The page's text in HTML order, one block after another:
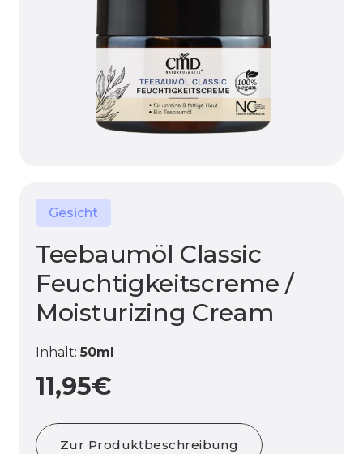
Gesicht
Teebaumöl Classic
Feuchtigkeitscreme /
Moisturizing Cream
Inhalt:50ml
11,95€
Zur Produktbeschreibung